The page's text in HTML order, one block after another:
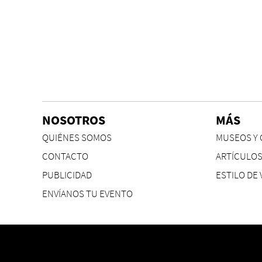
NOSOTROS
QUIÉNES SOMOS
CONTACTO
PUBLICIDAD
ENVÍANOS TU EVENTO
MÁS
MUSEOS Y
ARTÍCULOS
ESTILO DE